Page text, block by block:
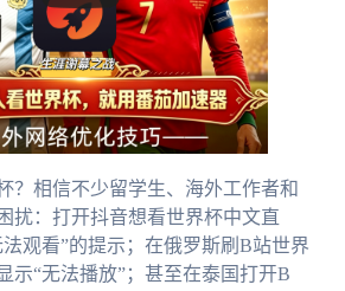
？相信不少留学生、海外工作者和
扰：打开抖音想看世界杯中文直
观看”的提示；在俄罗斯刷B站世界
示“无法播放”；甚至在泰国打开B